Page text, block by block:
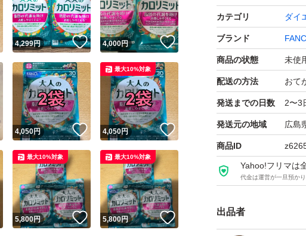
カテゴリ ダイ
ブランド
商品の状態 未使
配送の方法 おて
発送までの日数 2〜3
発送元の地域 広島
商品ID
Yahoo!フリマは
代金は運営が一旦預か
出品者
いいね！
4,299円 いいね！
4,000円 いいね！
いいね！
4,050円 いいね！
4,050円 いいね！
最大10%対象
いいね！
5,800円 いいね！
最大10%対象
5,800円
最大10%対象